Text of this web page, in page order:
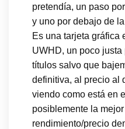
pretendía, un paso
y uno por debajo de
Es una tarjeta gráfica
UWHD, un poco
títulos salvo que
definitiva, al precio al
viendo como está en
posiblemente la
rendimiento/precio